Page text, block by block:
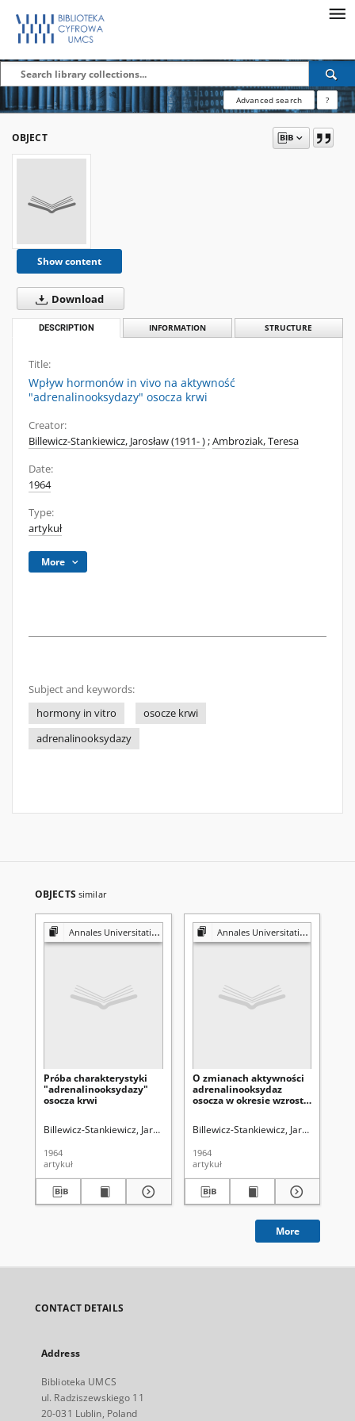
Advanced search ?
OBJECT
Show content
Download
DESCRIPTION INFORMATION STRUCTURE
Title:
Wpływ hormonów in vivo na aktywność
"adrenalinooksydazy" osocza krwi
Creator:
Billewicz-Stankiewicz, Jarosław (1911- );Ambroziak, Teresa
Date:
1964
Type:
artykuł
More
Subject and keywords:
hormony in vitro
osocze krwi
adrenalinooksydazy
OBJECTS similar
Annales Universitatis Mariae Curie-Skłodowska. Sectio D, Medicina
Próba charakterystyki
"adrenalinooksydazy"
osocza krwi
Billewicz-Stankiewicz, Jarosław (1911- ) Kossowski, Andrzej
1964
artykuł
Annales Universitatis Mariae Curie-Skłodowska. Sectio D, Medicina
O zmianach aktywności
adrenalinooksydaz
osocza w okresie wzrostu
Billewicz-Stankiewicz, Jarosław
1964
artykuł
More
CONTACT DETAILS
Address
Biblioteka UMCS
ul. Radziszewskiego 11
20-031 Lublin, Poland